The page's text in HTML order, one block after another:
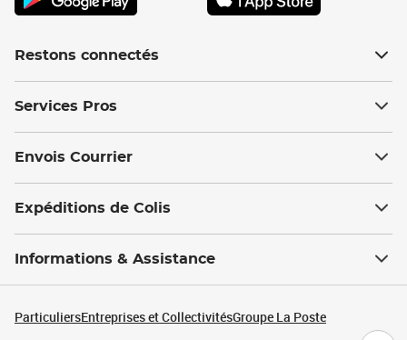
Restons connectés
Services Pros
Envois Courrier
Expéditions de Colis
Informations & Assistance
ParticuliersEntreprises et CollectivitésGroupe La Poste